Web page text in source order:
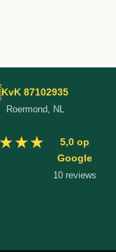
KvK 87102935
Roermond, NL
5,0 op
Google
10 reviews